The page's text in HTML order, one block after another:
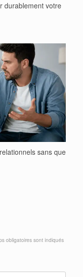
durablement votre
sans que
obligatoires sont indiqués